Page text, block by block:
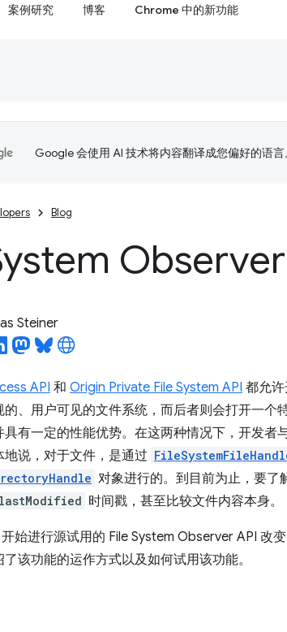
案例研究 博客 Chrome 中的新功能
Google 会使用 AI 技术将内容翻译成您偏好的语言
Blog
Steiner
API 和 Origin Private File System API 都允
的、用户可见的文件系统，而后者则会打开一
具有一定的性能优势。在这两种情况下，开发者
说，对于文件，是通过
对象进行的。到目前为止，要了
lastModified 时间戳，甚至比较文件内容本身。
始进行源试用的 File System Observer API 改
该功能的运作方式以及如何试用该功能。